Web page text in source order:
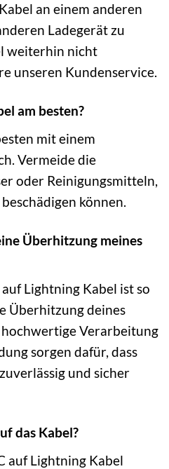
an einem anderen
Ladegerät zu
weiterhin nicht
unseren Kundenservice.
am besten?
mit einem
Vermeide die
oder Reinigungsmitteln,
können.
Überhitzung meines
Lightning Kabel ist so
Überhitzung deines
Verarbeitung
sorgen dafür, dass
und sicher
das Kabel?
auf Lightning Kabel